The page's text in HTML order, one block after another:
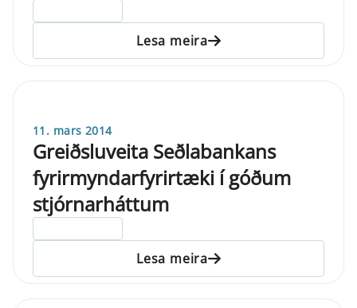
Lesa meira
11. mars 2014
Greiðsluveita Seðlabankans
fyrirmyndarfyrirtæki í góðum
stjórnarháttum
Lesa meira